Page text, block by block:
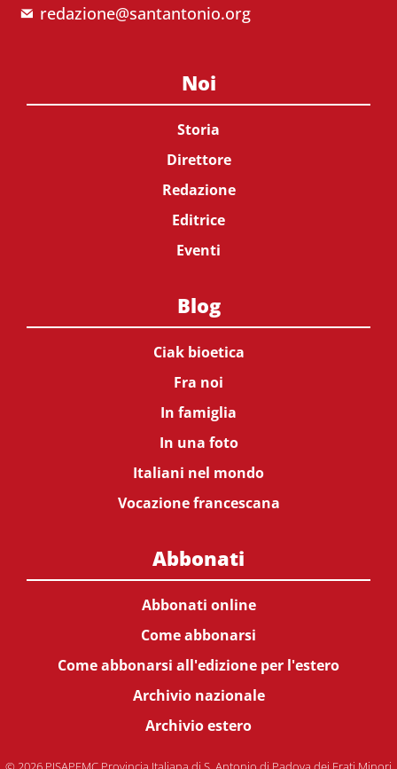
redazione@santantonio.org
Noi
Storia
Direttore
Redazione
Editrice
Eventi
Blog
Ciak bioetica
Fra noi
In famiglia
In una foto
Italiani nel mondo
Vocazione francescana
Abbonati
Abbonati online
Come abbonarsi
Come abbonarsi all'edizione per l'estero
Archivio nazionale
Archivio estero